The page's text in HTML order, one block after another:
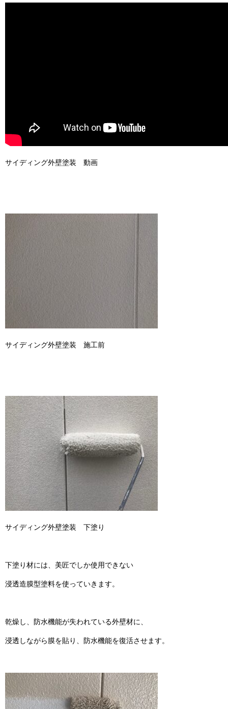
サイディング外壁塗装 動画
サイディング外壁塗装 施工前
サイディング外壁塗装 下塗り
下塗り材には、美匠でしか使用できない
浸透造膜型塗料を使っていきます。
乾燥し、防水機能が失われている外壁材に、
浸透しながら膜を貼り、防水機能を復活させます。